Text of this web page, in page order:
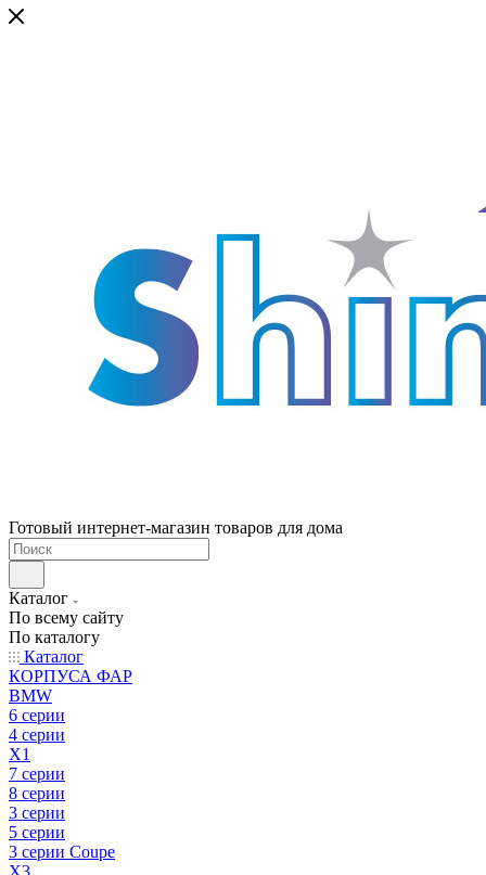
Готовый интернет-магазин товаров для дома
Каталог
По всему сайту
По каталогу
Каталог
КОРПУСА ФАР
BMW
6 серии
4 серии
X1
7 серии
8 серии
3 серии
5 серии
3 серии Coupe
X3